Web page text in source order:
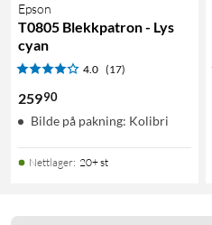
Epson
T0805 Blekkpatron - Lys
cyan
4.0 (17)
25990
Bilde på pakning: Kolibri
Nettlager: 20+ st